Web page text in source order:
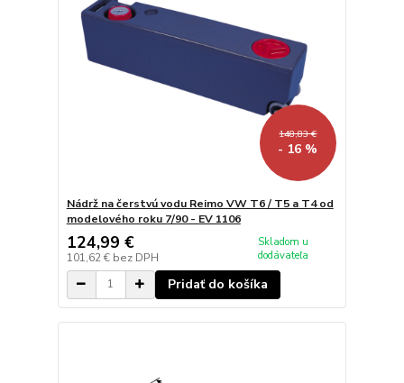
148,83 €
- 16 %
Nádrž na čerstvú vodu Reimo VW T6 / T5 a T4 od
modelového roku 7/90 - EV 1106
124,99 €
101,62 € bez DPH
Skladom u
dodávateľa
Pridať do košíka